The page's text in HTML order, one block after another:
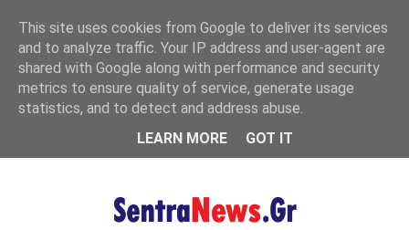
MENU
This site uses cookies from Google to deliver its services
and to analyze traffic. Your IP address and user-agent are
shared with Google along with performance and security
metrics to ensure quality of service, generate usage
statistics, and to detect and address abuse.
LEARN MORE
GOT IT